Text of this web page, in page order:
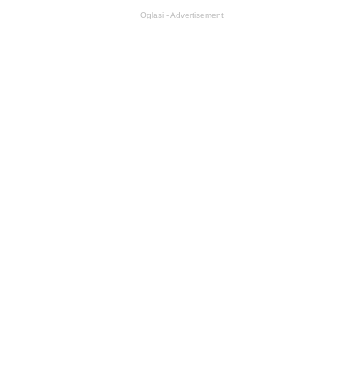
Oglasi - Advertisement